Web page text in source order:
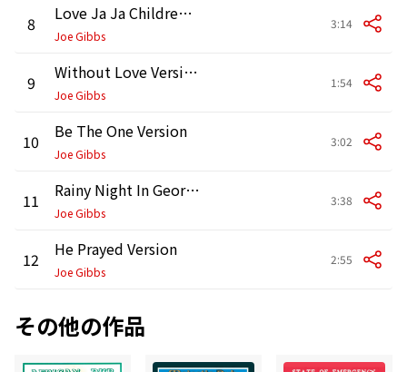
8 Love Ja Ja Children Version
Joe Gibbs
3:14
9 Without Love Version
Joe Gibbs
1:54
10 Be The One Version
Joe Gibbs
3:02
11 Rainy Night In Georgia Version
Joe Gibbs
3:38
12 He Prayed Version
Joe Gibbs
2:55
その他の作品